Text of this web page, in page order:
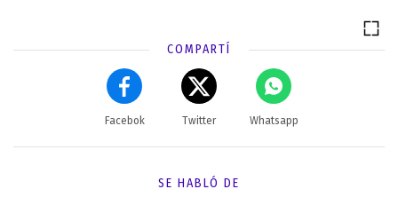
COMPARTÍ
Facebok Twitter Whatsapp
SE HABLÓ DE